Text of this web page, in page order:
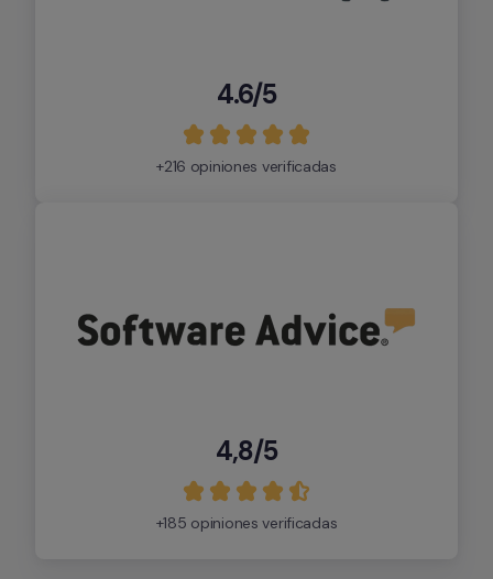
4.6/5
+216 opiniones verificadas
4,8/5
+185 opiniones verificadas